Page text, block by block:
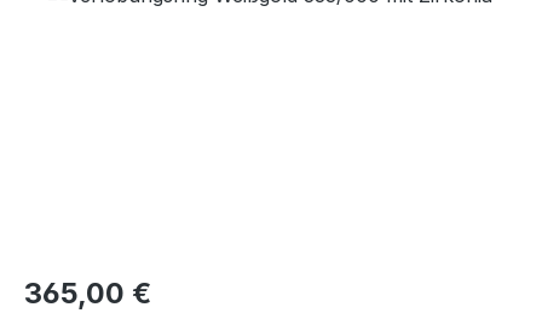
Regulärer Preis:
365,00 €